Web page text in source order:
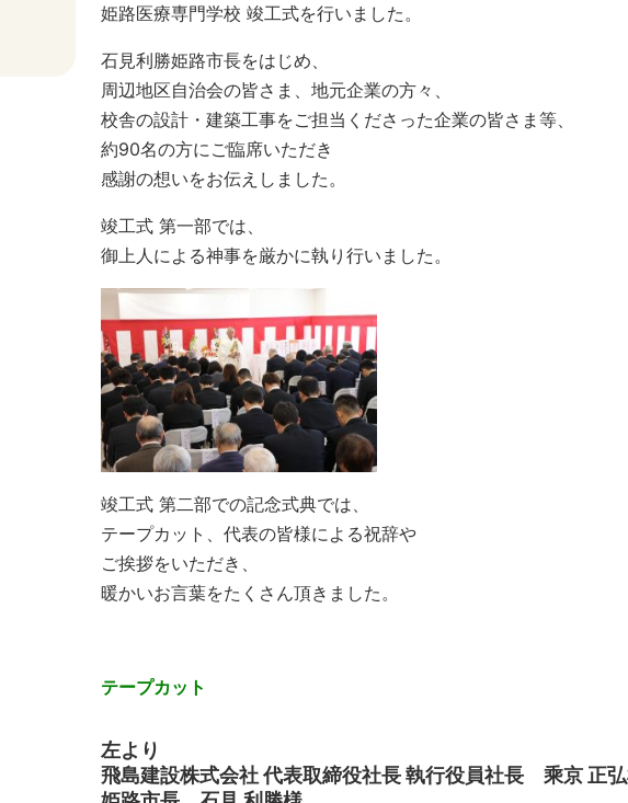
姫路医療専門学校 竣工式を行いました。
石見利勝姫路市長をはじめ、
周辺地区自治会の皆さま、地元企業の方々、
校舎の設計・建築工事をご担当くださった企業の皆さま等、
約90名の方にご臨席いただき
感謝の想いをお伝えしました。
竣工式 第一部では、
御上人による神事を厳かに執り行いました。
竣工式 第二部での記念式典では、
テープカット、代表の皆様による祝辞や
ご挨拶をいただき、
暖かいお言葉をたくさん頂きました。
テープカット
左より
飛島建設株式会社 代表取締役社長 執行役員社長 乘京 正